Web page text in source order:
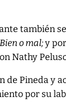
también
Bien o mal;y
Nathy
de Pineda y
por su